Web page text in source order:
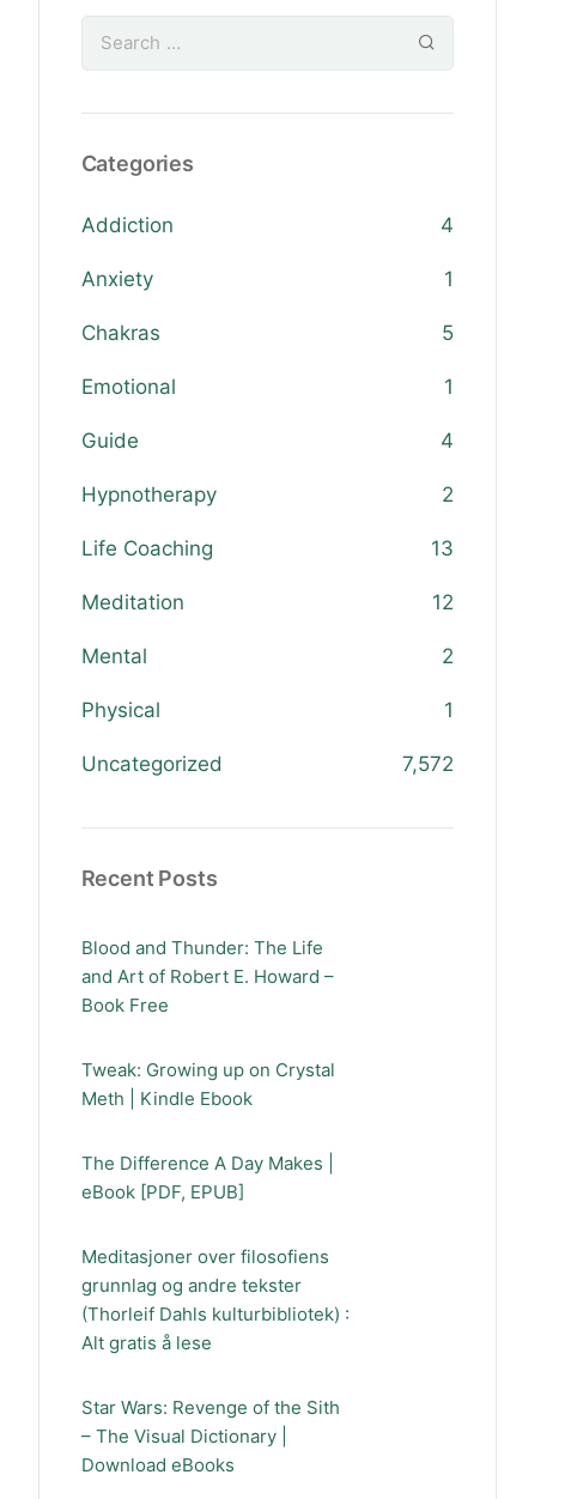
Categories
Addiction 4
Anxiety 1
Chakras 5
Emotional 1
Guide 4
Hypnotherapy 2
Life Coaching 13
Meditation 12
Mental 2
Physical 1
Uncategorized 7,572
Recent Posts
Blood and Thunder: The Life
and Art of Robert E. Howard –
Book Free
Tweak: Growing up on Crystal
Meth | Kindle Ebook
The Difference A Day Makes |
eBook [PDF, EPUB]
Meditasjoner over filosofiens
grunnlag og andre tekster
(Thorleif Dahls kulturbibliotek) :
Alt gratis å lese
Star Wars: Revenge of the Sith
– The Visual Dictionary |
Download eBooks